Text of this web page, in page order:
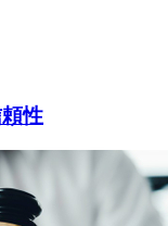
性